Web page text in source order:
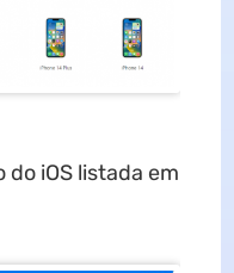
do iOS listada em